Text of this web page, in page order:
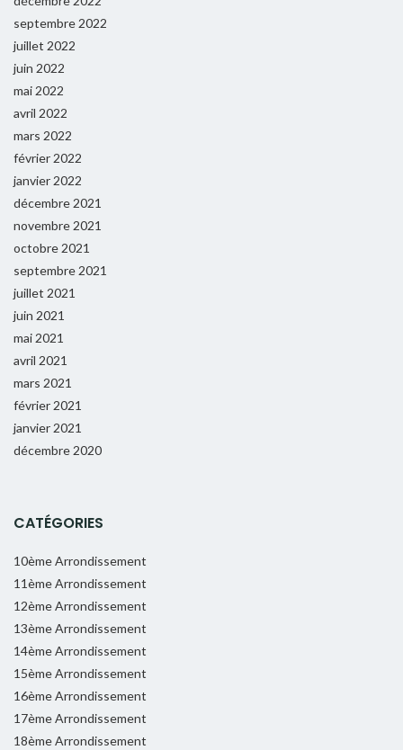
septembre 2022
juillet 2022
juin 2022
mai 2022
avril 2022
mars 2022
février 2022
janvier 2022
décembre 2021
novembre 2021
octobre 2021
septembre 2021
juillet 2021
juin 2021
mai 2021
avril 2021
mars 2021
février 2021
janvier 2021
décembre 2020
CATÉGORIES
10ème Arrondissement
11ème Arrondissement
12ème Arrondissement
13ème Arrondissement
14ème Arrondissement
15ème Arrondissement
16ème Arrondissement
17ème Arrondissement
18ème Arrondissement